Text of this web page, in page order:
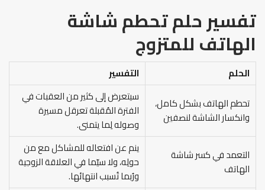
تفسير حلم تحطم شاشة
الهاتف للمتزوج
الحلم
التفسير
تحطم الهاتف بشكل كامل،
وانكسار الشاشة لنصفين
سيتعرض إلى كثير من العقبات في
الفترة المُقبلة تعرقل مسيرة
وصوله لِما يتمنى.
التعمد في كسر شاشة
الهاتف
ينم عن افتعاله للمشاكل مع من
حولِه، ولا سيّما في العلاقة الزوجية
ورُبما تُسبب انتهائها.